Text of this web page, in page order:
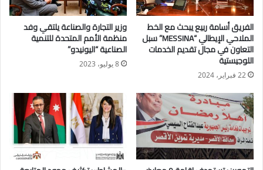
وأكدت الدكتورة مايا مرسي أن وزارة التضامن الاجتماعي تنسق مع
وزارة المالية لبدء تطبيق الحزمة فوراً قبل حلول شهر رمضان،
لضمان وصول الدعم إلى مستحقيه في الوقت المناسب.
الاجتماعيات، تقديراً لدورهن التطوعي في نشر الرسائل الإيجابية
وتصحيح المفاهيم المغلوطة داخل القرى، من خلال التواصل المباشر
مع المواطنين والمشاركة الفاعلة في القضايا المجتمعية المختلفة.
وشددت الدكتورة مايا مرسي على أن الوزارة تعمل على اتخاذ كافة
الفريق أسامة ربيع يبحث مع الخط
الملاحي الإيطالي “MESSINA” سبل
التعاون في مجال تقديم الخدمات
اللوجيستية
22 فبراير، 2024
وزير التجارة والصناعة يلتقي وفد
منظمة الأمم المتحدة للتنمية
الصناعية “اليونيدو”
8 يوليو، 2023